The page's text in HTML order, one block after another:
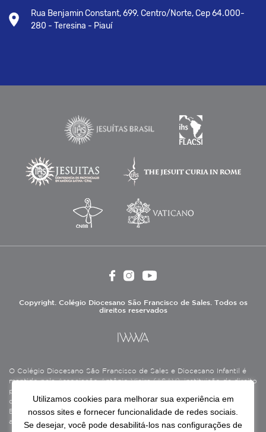
Rua Benjamin Constant, 699. Centro/Norte, Cep 64.000-
280 - Teresina - Piauí
Copyright. Colégio Diocesano São Francisco de Sales. Todos os
direitos reservados
O Colégio Diocesano São Francisco de Sales e Diocesano Infantil é
mantido pela Associação Antônio Vieira (ASAV), instituição de direito
privado sem fins lucrativos, filantrópica, de natureza educativa,
cultural, assistencial e beneficente, certificada como Entidade
Beneficente de Assistência Social (CEBAS), nas áreas de educação e
assistência social.
Utilizamos cookies para melhorar sua experiência em
nossos sites e fornecer funcionalidade de redes sociais.
Se desejar, você pode desabilitá-los nas configurações de